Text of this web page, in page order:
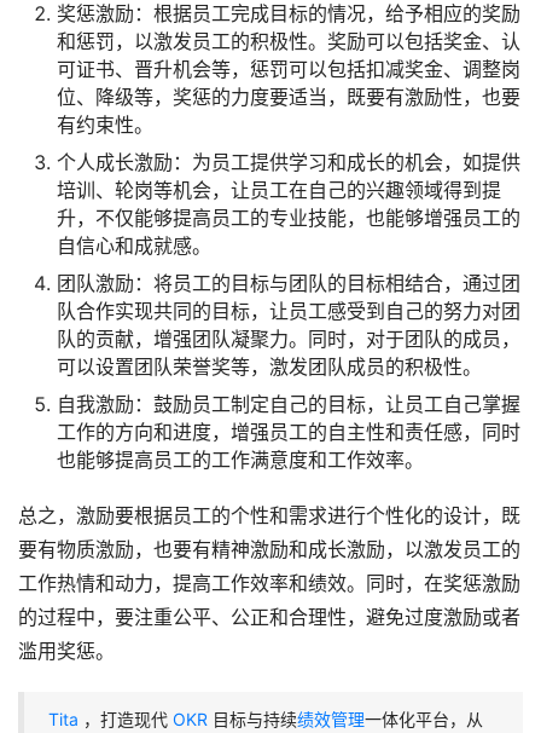
奖惩激励：根据员工完成目标的情况，给予相应的奖励
和惩罚，以激发员工的积极性。奖励可以包括奖金、认
可证书、晋升机会等，惩罚可以包括扣减奖金、调整岗
位、降级等，奖惩的力度要适当，既要有激励性，也要
有约束性。
个人成长激励：为员工提供学习和成长的机会，如提供
培训、轮岗等机会，让员工在自己的兴趣领域得到提
升，不仅能够提高员工的专业技能，也能够增强员工的
自信心和成就感。
团队激励：将员工的目标与团队的目标相结合，通过团
队合作实现共同的目标，让员工感受到自己的努力对团
队的贡献，增强团队凝聚力。同时，对于团队的成员，
可以设置团队荣誉奖等，激发团队成员的积极性。
自我激励：鼓励员工制定自己的目标，让员工自己掌握
工作的方向和进度，增强员工的自主性和责任感，同时
也能够提高员工的工作满意度和工作效率。
总之，激励要根据员工的个性和需求进行个性化的设计，既
要有物质激励，也要有精神激励和成长激励，以激发员工的
工作热情和动力，提高工作效率和绩效。同时，在奖惩激励
的过程中，要注重公平、公正和合理性，避免过度激励或者
滥用奖惩。
Tita ，打造现代 OKR 目标与持续绩效管理一体化平台，从